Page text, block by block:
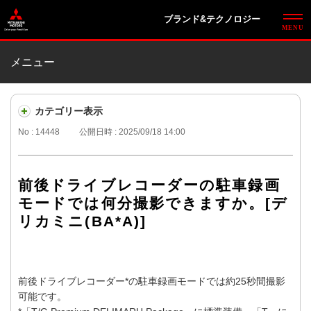
ブランド&テクノロジー
メニュー
カテゴリー表示
No : 14448 公開日時 : 2025/09/18 14:00
前後ドライブレコーダーの駐車録画
モードでは何分撮影できますか。[デ
リカミニ(BA*A)]
前後ドライブレコーダー*の駐車録画モードでは約25秒間撮影
可能です。